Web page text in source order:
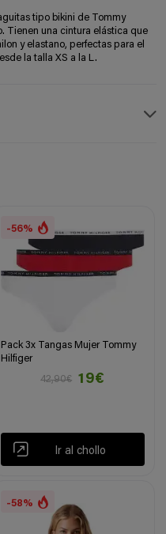
tipo bikini de Tommy
Tienen una cintura elástica que
y elastano, perfectas para el
la talla XS a la L.
-56%
Pack 3x Tangas Mujer Tommy
Hilfiger
42,90€
19€
Ir al chollo
-58%